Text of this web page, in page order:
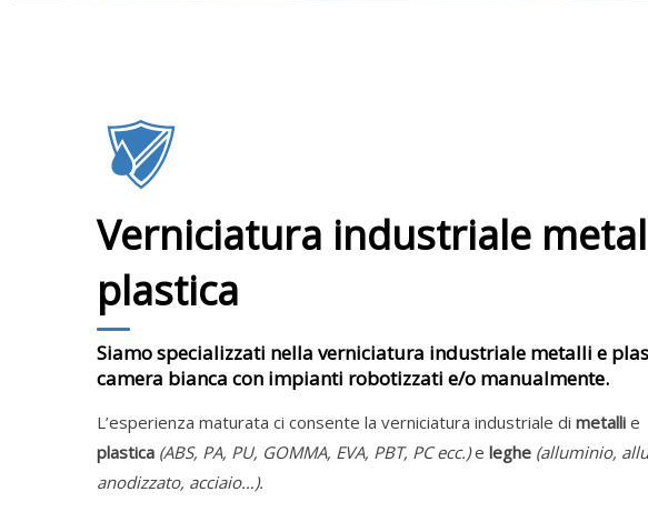
Verniciatura industriale
plastica
Siamo specializzati nella verniciatura industriale metalli e
camera bianca con impianti robotizzati e/o manualmente.
L’esperienza maturata ci consente la verniciatura industriale di metalli e
plastica (ABS, PA, PU, GOMMA, EVA, PBT, PC ecc.)e leghe (alluminio,
anodizzato, acciaio…).